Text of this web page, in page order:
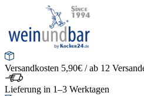
Versandkosten 5,90€ / ab 12
Lieferung in 1–3 Werktagen